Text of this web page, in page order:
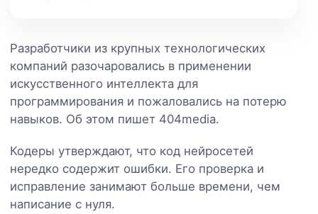
Разработчики из крупных технологических
компаний разочаровались в применении
искусственного интеллекта для
программирования и пожаловались на потерю
навыков. Об этом пишет 404media.
Кодеры утверждают, что код нейросетей
нередко содержит ошибки. Его проверка и
исправление занимают больше времени, чем
написание с нуля.